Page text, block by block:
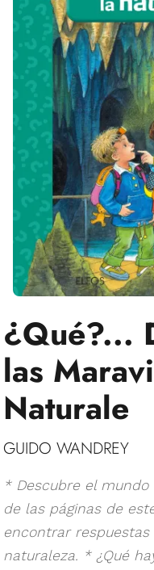
¿Qué?...
las
Naturale
GUIDO WANDREY
* Descubre el
de las páginas de
encontrar
naturaleza. * ¿Qué